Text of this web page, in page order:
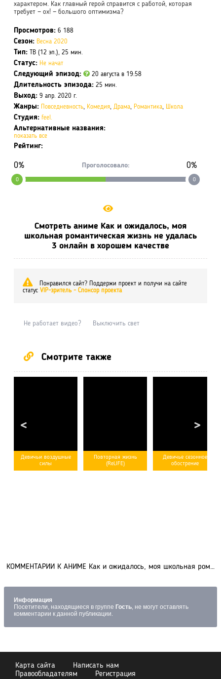
характером. Как главный герой справится с работой, которая
требует — ох! — большого оптимизма?
Просмотров: 6 188
Сезон: Весна 2020
Тип: ТВ (12 эп.), 25 мин.
Статус: Не начат
Следующий эпизод: 20 августа в 19:58
Длительность эпизода: 25 мин.
Выход: 9 апр. 2020 г.
Жанры: Повседневность, Комедия, Драма, Романтика, Школа
Студия: feel.
Альтернативные названия:
показать все
Рейтинг:
0
0% Проголосовало:
0
0%
Смотреть аниме Как и ожидалось, моя
школьная романтическая жизнь не удалась
3 онлайн в хорошем качестве
Понравился сайт? Поддержи проект и получи на сайте
статус VIP-зритель - Спонсор проекта
Не работает видео? Выключить свет
Смотрите также
Девичьи воздушные
силы
Повторная жизнь
(ReLIFE)
Девичье сезонное
обострение
КОММЕНТАРИИ К АНИМЕ Как и ожидалось, моя школьная романтическая жизнь не удалась 3 (0)
Информация
Посетители, находящиеся в группе Гость, не могут оставлять
комментарии к данной публикации.
Карта сайта
Написать нам
Правообладателям
Регистрация